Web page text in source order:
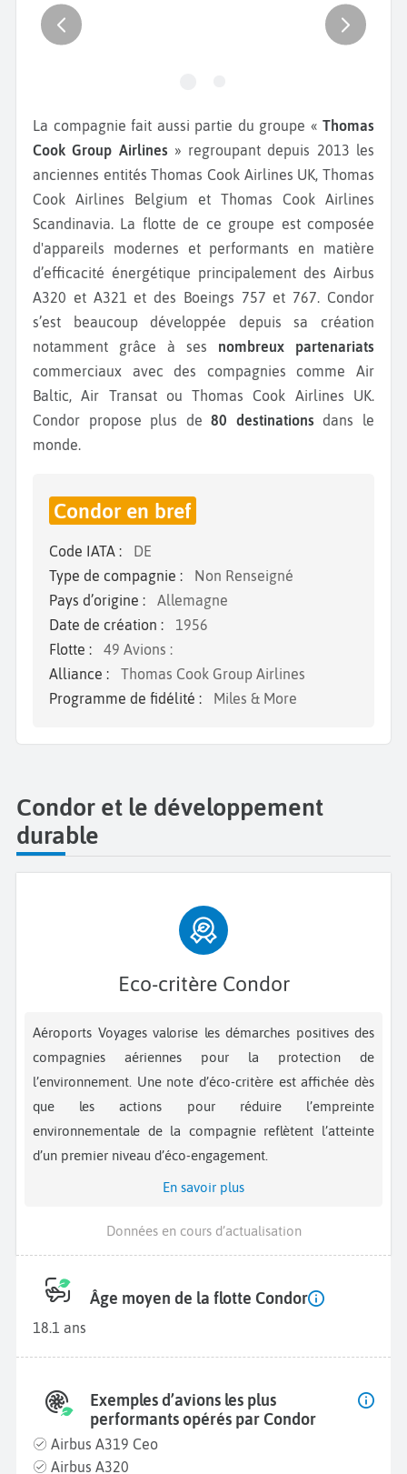
La compagnie fait aussi partie du groupe « Thomas
Cook Group Airlines » regroupant depuis 2013 les
anciennes entités Thomas Cook Airlines UK, Thomas
Cook Airlines Belgium et Thomas Cook Airlines
Scandinavia. La flotte de ce groupe est composée
d'appareils modernes et performants en matière
d’efficacité énergétique principalement des Airbus
A320 et A321 et des Boeings 757 et 767. Condor
s’est beaucoup développée depuis sa création
notamment grâce à ses nombreux partenariats
commerciaux avec des compagnies comme Air
Baltic, Air Transat ou Thomas Cook Airlines UK.
Condor propose plus de80 destinations dans le
monde.
Condor en bref
Code IATA :
DE
Type de compagnie :
Non Renseigné
Pays d’origine :
Allemagne
Date de création :
1956
Flotte :
49 Avions :
Alliance :
Thomas Cook Group Airlines
Programme de fidélité :
Miles & More
Condor et le développement
durable
Eco-critère Condor
Aéroports Voyages valorise les démarches positives des
compagnies aériennes pour la protection de
l’environnement. Une note d’éco-critère est affichée dès
que les actions pour réduire l’empreinte
environnementale de la compagnie reflètent l’atteinte
d’un premier niveau d’éco-engagement.
En savoir plus
Données en cours d’actualisation
Âge moyen de la flotte Condor
18.1 ans
Exemples d’avions les plus
performants opérés par Condor
Airbus A319 Ceo
Airbus A320